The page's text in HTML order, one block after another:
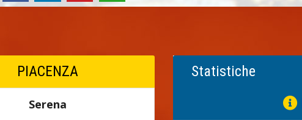
PIACENZA
Serena
Statistiche